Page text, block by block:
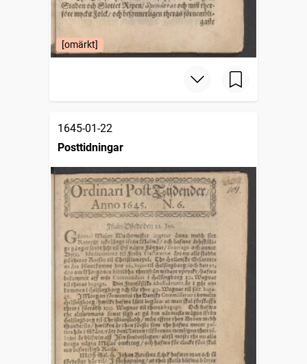
[omärkt]
1645-01-22
Posttidningar